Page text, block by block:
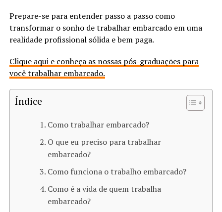
Prepare-se para entender passo a passo como
transformar o sonho de trabalhar embarcado em uma
realidade profissional sólida e bem paga.
Clique aqui e conheça as nossas pós-graduações para
você trabalhar embarcado.
Índice
Como trabalhar embarcado?
O que eu preciso para trabalhar
embarcado?
Como funciona o trabalho embarcado?
Como é a vida de quem trabalha
embarcado?